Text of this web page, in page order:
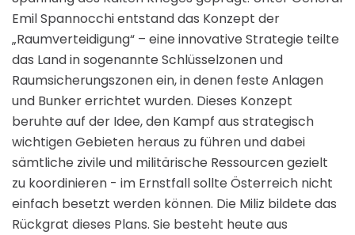
Emil Spannocchi entstand das Konzept der
„Raumverteidigung“ – eine innovative Strategie teilte
das Land in sogenannte Schlüsselzonen und
Raumsicherungszonen ein, in denen feste Anlagen
und Bunker errichtet wurden. Dieses Konzept
beruhte auf der Idee, den Kampf aus strategisch
wichtigen Gebieten heraus zu führen und dabei
sämtliche zivile und militärische Ressourcen gezielt
zu koordinieren - im Ernstfall sollte Österreich nicht
einfach besetzt werden können. Die Miliz bildete das
Rückgrat dieses Plans. Sie besteht heute aus